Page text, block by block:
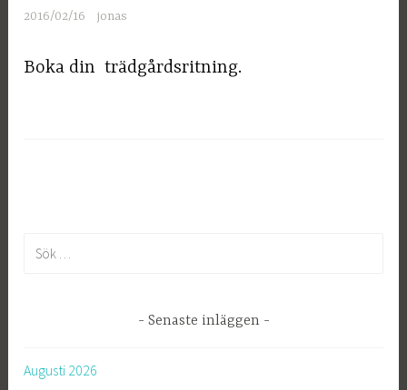
2016/02/16 jonas
Boka din trädgårdsritning.
e
Senaste inläggen
Augusti 2026